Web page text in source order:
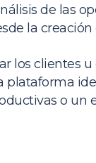
de las
la
los clientes
plataforma
o un